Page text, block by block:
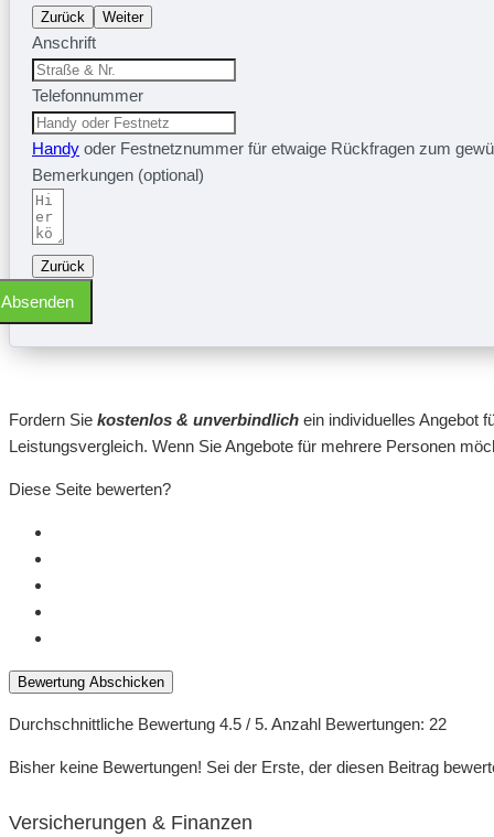
Zurück Weiter
Anschrift
Telefonnummer
Handy oder Festnetznummer für etwaige Rückfragen zum
Bemerkungen (optional)
Zurück
Absenden
Fordern Sie kostenlos & unverbindlich ein individuelles Angebot
Leistungsvergleich. Wenn Sie Angebote für mehrere Personen
Diese Seite bewerten?
Bewertung Abschicken
Durchschnittliche Bewertung 4.5 / 5. Anzahl Bewertungen: 22
Bisher keine Bewertungen! Sei der Erste, der diesen Beitrag
Versicherungen & Finanzen